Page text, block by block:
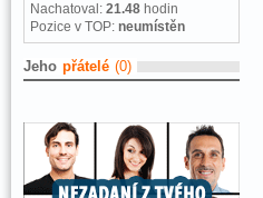
Nachatoval: 21.48 hodin
Pozice v TOP: neumístěn
Jeho přátelé (0)